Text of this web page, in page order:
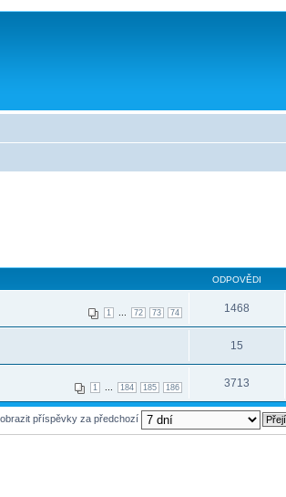
ODPOVĚDI
1 72 73 74 1468
15
1 184 185 186 3713
příspěvky za předchozí